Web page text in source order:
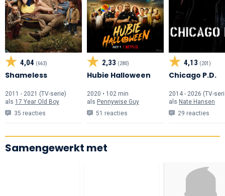
4,04 (663)
Shameless
2011 - 2021 (TV-serie)
als 17 Year Old Boy
35 reacties
2,33 (280)
Hubie Halloween
2020 • 102 min
als Pennywise Guy
51 reacties
4,13 (201)
Chicago P.D.
2014 - 2026 (TV-
als Nate Hansen
29 reacties
Samengewerkt met